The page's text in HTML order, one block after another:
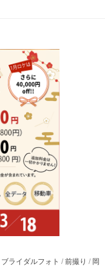
ブライダルフォト /前撮り / 岡